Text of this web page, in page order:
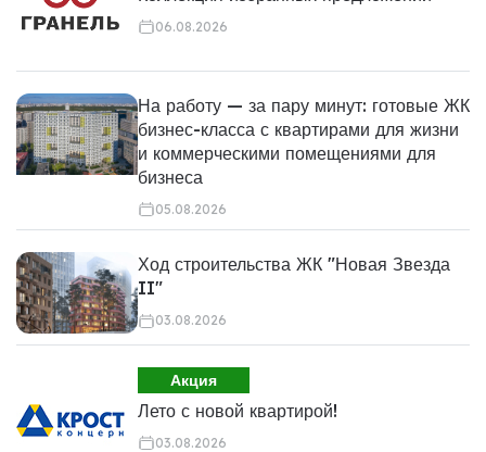
06.08.2026
На работу — за пару минут: готовые ЖК
бизнес-класса с квартирами для жизни
и коммерческими помещениями для
бизнеса
05.08.2026
Ход строительства ЖК "Новая Звезда
II"
03.08.2026
Акция
Лето с новой квартирой!
03.08.2026